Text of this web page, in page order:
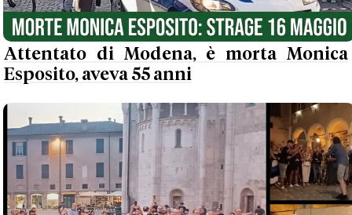
Attentato di Modena, è morta Monica
Esposito, aveva 55 anni